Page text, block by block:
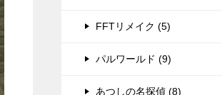
FFTリメイク (5)
パルワールド (9)
あつしの名探偵 (8)